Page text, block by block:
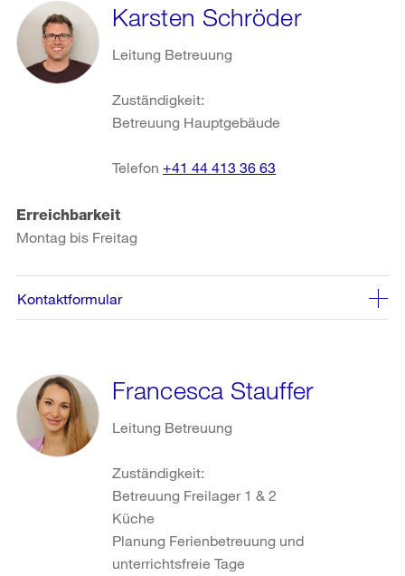
Karsten Schröder
Leitung Betreuung
Zuständigkeit:
Betreuung Hauptgebäude
Telefon +41 44 413 36 63
Erreichbarkeit
Montag bis Freitag
Kontaktformular
Francesca Stauffer
Leitung Betreuung
Zuständigkeit:
Betreuung Freilager 1 & 2
Küche
Planung Ferienbetreuung und
unterrichtsfreie Tage